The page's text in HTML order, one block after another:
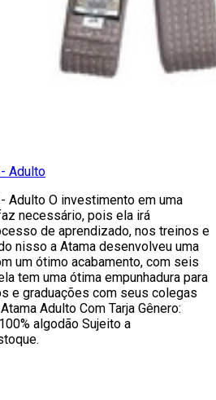
Adulto
Adulto O investimento em uma
necessário, pois ela irá
de aprendizado, nos treinos e
nisso a Atama desenvolveu uma
um ótimo acabamento, com seis
tem uma ótima empunhadura para
e graduações com seus colegas
Adulto Com Tarja Gênero:
algodão Sujeito a